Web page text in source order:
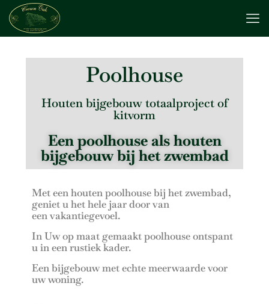
Poolhouse
Houten bijgebouw totaalproject of
kitvorm
Een poolhouse als houten
bijgebouw bij het zwembad
Met een houten poolhouse bij het zwembad,
geniet u het hele jaar door van
een vakantiegevoel.
In Uw op maat gemaakt poolhouse ontspant
u in een rustiek kader.
Een bijgebouw met echte meerwaarde voor
uw woning.